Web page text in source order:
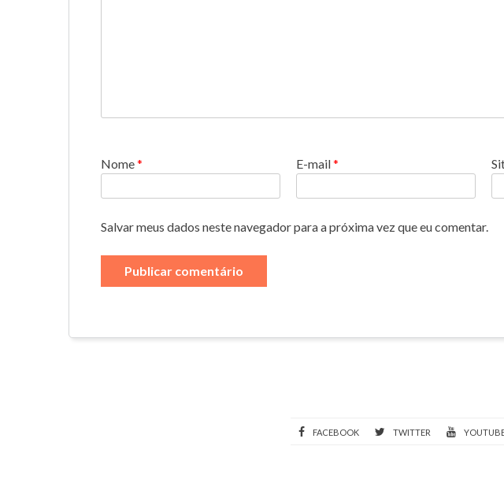
Nome* E-mail*
Salvar meus dados neste navegador para a próxima vez que eu comentar.
FACEBOOK TWITTER